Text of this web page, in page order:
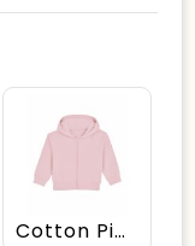
Cotton Pink